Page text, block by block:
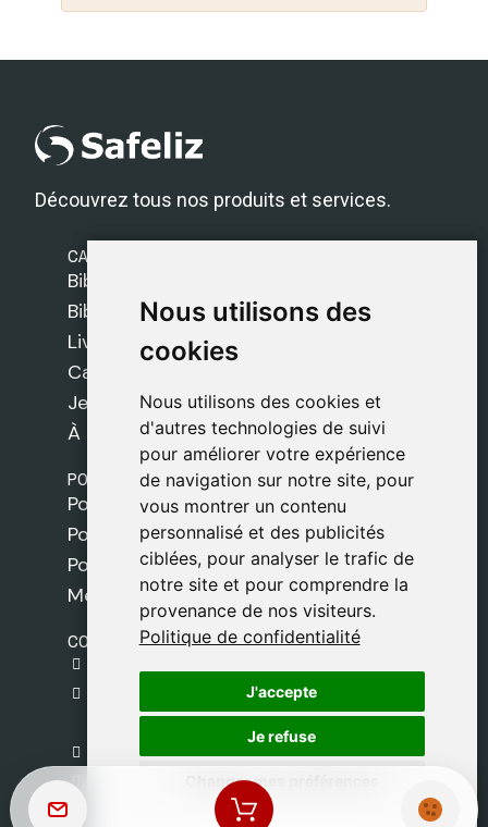
Nous utilisons des
cookies
Nous utilisons des cookies et
d'autres technologies de suivi
pour améliorer votre expérience
de navigation sur notre site, pour
vous montrer un contenu
personnalisé et des publicités
ciblées, pour analyser le trafic de
notre site et pour comprendre la
provenance de nos visiteurs.
Politique de confidentialité
J'accepte
Je refuse
Changer mes préférences
Nous utilisons des
cookies
Nous utilisons des cookies et
d'autres technologies de suivi
pour améliorer votre expérience
de navigation sur notre site, pour
vous montrer un contenu
personnalisé et des publicités
ciblées, pour analyser le trafic de
notre site et pour comprendre la
provenance de nos visiteurs.
Politique de confidentialité
J'accepte
Je refuse
Changer mes préférences
Découvrez tous nos produits et services.
CATÉGORIES
Bibles Safeliz
Bibles
Livres
Cadeaux
Jeux
À propos de nous
POLITIQUES
Politique de livraison
Politique de cookies
Politique de confidentialité
Mentions légales
CONTACT
C. del Pradillo, 6, 28770 Colmenar Viejo,
Madrid
+34 918 459 877